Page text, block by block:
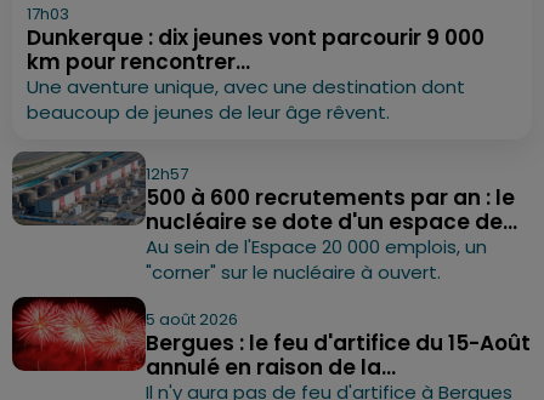
17h03
Dunkerque : dix jeunes vont parcourir 9 000
km pour rencontrer...
Une aventure unique, avec une destination dont
beaucoup de jeunes de leur âge rêvent.
12h57
500 à 600 recrutements par an : le
nucléaire se dote d'un espace de...
Au sein de l'Espace 20 000 emplois, un
"corner" sur le nucléaire à ouvert.
5 août 2026
Bergues : le feu d'artifice du 15-Août
annulé en raison de la...
Il n'y aura pas de feu d'artifice à Bergues